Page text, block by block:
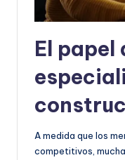
El papel
A medida que los
competitivos,